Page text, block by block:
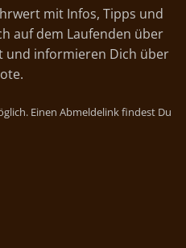
mit Infos, Tipps und
auf dem Laufenden über
und informieren Dich über
Einen Abmeldelink findest Du